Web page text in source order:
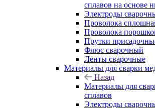
сплавов на основе
Электроды
Проволока
Проволока
Прутки
Флюс сварочный
Ленты сварочные
Материалы для сварки
Назад
Материалы для
сплавов
Электроды